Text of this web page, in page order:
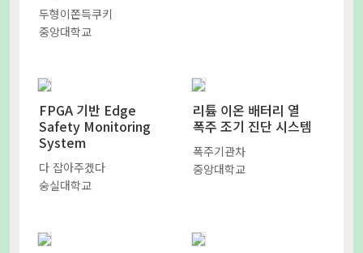
두형이쫀득쿠키
중앙대학교
FPGA 기반 Edge
Safety Monitoring
System
다 잡아주겠다
숭실대학교
리튬 이온 배터리 열
폭주 조기 진단 시스템
폭주기관차
중앙대학교